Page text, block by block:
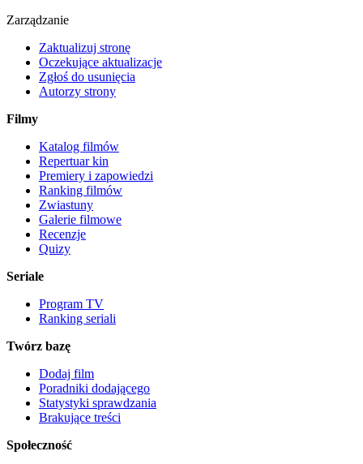
Zarządzanie
Zaktualizuj stronę
Oczekujące aktualizacje
Zgłoś do usunięcia
Autorzy strony
Filmy
Katalog filmów
Repertuar kin
Premiery i zapowiedzi
Ranking filmów
Zwiastuny
Galerie filmowe
Recenzje
Quizy
Seriale
Program TV
Ranking seriali
Twórz bazę
Dodaj film
Poradniki dodającego
Statystyki sprawdzania
Brakujące treści
Społeczność